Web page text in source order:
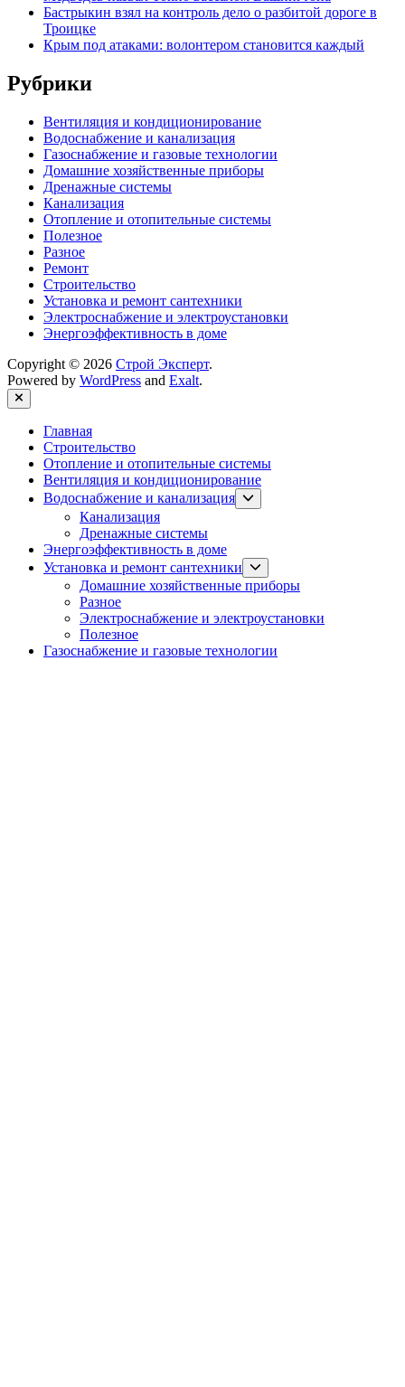
Бастрыкин взял на контроль дело о разбитой дороге в
Троицке
Крым под атаками: волонтером становится каждый
Рубрики
Вентиляция и кондиционирование
Водоснабжение и канализация
Газоснабжение и газовые технологии
Домашние хозяйственные приборы
Дренажные системы
Канализация
Отопление и отопительные системы
Полезное
Разное
Ремонт
Строительство
Установка и ремонт сантехники
Электроснабжение и электроустановки
Энергоэффективность в доме
Copyright © 2026 Строй Эксперт.
Powered by WordPress and Exalt.
Close
Главная
Строительство
Отопление и отопительные системы
Вентиляция и кондиционирование
Водоснабжение и канализация
Show
sub
Канализация
Дренажные системы
Энергоэффективность в доме
Установка и ремонт сантехники
sub
menu
Домашние хозяйственные приборы
Разное
Электроснабжение и электроустановки
Полезное
Газоснабжение и газовые технологии